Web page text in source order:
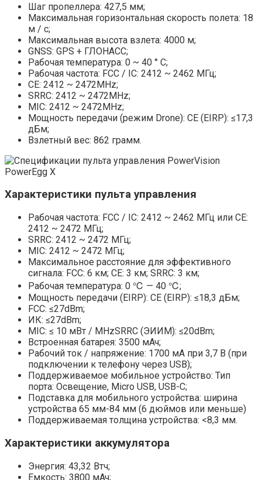
Шаг пропеллера: 427,5 мм;
Максимальная горизонтальная скорость полета: 18
м / с;
Максимальная высота взлета: 4000 м;
GNSS: GPS + ГЛОНАСС;
Рабочая температура: 0 ~ 40 ° C;
Рабочая частота: FCC / IC: 2412 ~ 2462 МГц;
CE: 2412 ~ 2472MHz;
SRRC: 2412 ~ 2472MHz;
MIC: 2412 ~ 2472MHz;
Мощность передачи (режим Drone): CE (EIRP): ≤17,3
дБм;
Взлетный вес: 862 грамм.
Характеристики пульта управления
Рабочая частота: FCC / IC: 2412 ~ 2462 МГц или CE:
2412 ~ 2472 МГц;
SRRC: 2412 ~ 2472 МГц;
MIC: 2412 ~ 2472 МГц;
Максимальное расстояние для эффективного
сигнала: FCC: 6 км; CE: 3 км; SRRC: 3 км;
Рабочая температура: 0 ℃ — 40 ℃;
Мощность передачи (EIRP): CE (EIRP): ≤18,3 дБм;
FCC: ≤27dBm;
ИК: ≤27dBm;
MIC: ≤ 10 мВт / MHzSRRC (ЭИИМ): ≤20dBm;
Встроенная батарея: 3500 мАч;
Рабочий ток / напряжение: 1700 мА при 3,7 В (при
подключении к телефону через USB);
Поддерживаемое мобильное устройство: Тип
порта: Освещение, Micro USB, USB-C;
Подставка для мобильного устройства: ширина
устройства 65 мм-84 мм (6 дюймов или меньше)
Поддерживаемая толщина устройства: <8,3 мм.
Характеристики аккумулятора
Энергия: 43,32 Втч;
Емкость: 3800 мАч;